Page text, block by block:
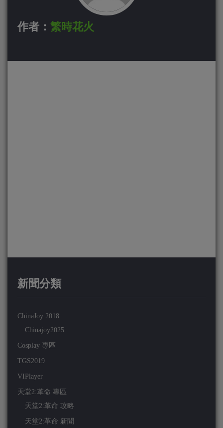
作者： 繁時花火
新聞分類
ChinaJoy 2018
Chinajoy2025
Cosplay 專區
TGS2019
VIPlayer
天堂2:革命 專區
天堂2:革命 攻略
天堂2:革命 新聞